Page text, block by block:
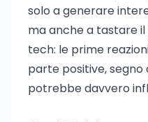
solo a generare
ma anche a tastare
tech: le prime
parte positive,
potrebbe davvero